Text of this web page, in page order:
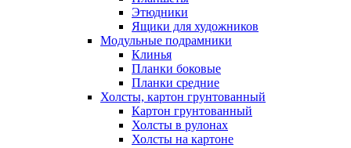
Этюдники
Ящики для художников
Модульные подрамники
Клинья
Планки боковые
Планки средние
Холсты, картон грунтованный
Картон грунтованный
Холсты в рулонах
Холсты на картоне